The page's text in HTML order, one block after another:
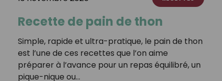
Recette de pain de thon
Simple, rapide et ultra-pratique, le pain de thon
est l’une de ces recettes que l’on aime
préparer à l’avance pour un repas équilibré, un
pique-nique ou…